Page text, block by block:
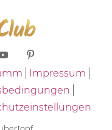
Impressum